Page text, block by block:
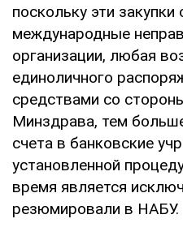
поскольку эти
международные
организации, любая
единоличного
средствами со
Минздрава, тем
счета в банковские
установленной
время является
резюмировали в НАБУ.